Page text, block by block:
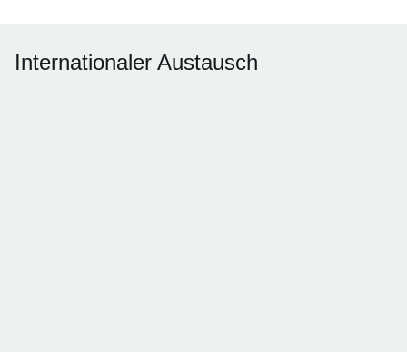
Internationaler Austausch